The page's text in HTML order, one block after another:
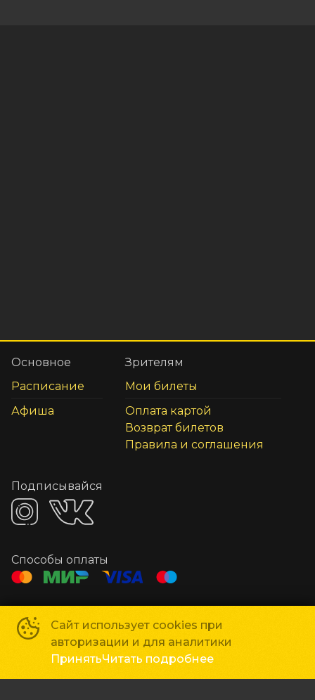
Сайт использует cookies при
авторизации и для аналитики
ПринятьЧитать подробнее
Основное
Расписание
Афиша
Зрителям
Мои билеты
Оплата картой
Возврат билетов
Правила и соглашения
Подписывайся
Способы оплаты
Касса
+7 978 513-53-53
Рекламодателям marketing@liniyakino.ru